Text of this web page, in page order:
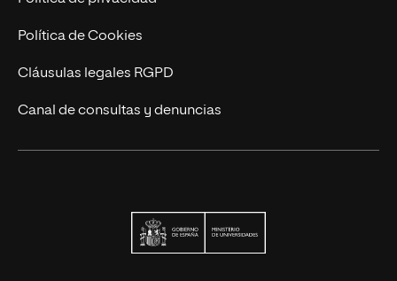
Política de Cookies
Cláusulas legales RGPD
Canal de consultas y denuncias